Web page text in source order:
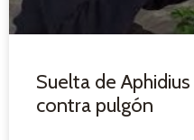
Suelta de
contra pulgón